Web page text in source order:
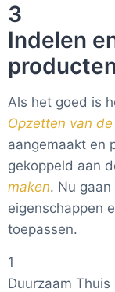
3
Indelen
Als het goed is
Opzetten van
aangemaakt en
gekoppeld aan
maken. Nu
eigenschappen
toepassen.
1
Duurzaam Thuis